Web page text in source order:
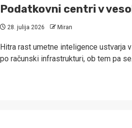
Podatkovni centri v
28. julija 2026 Miran
Hitra rast umetne inteligence ustvarja
po računski infrastrukturi, ob tem pa